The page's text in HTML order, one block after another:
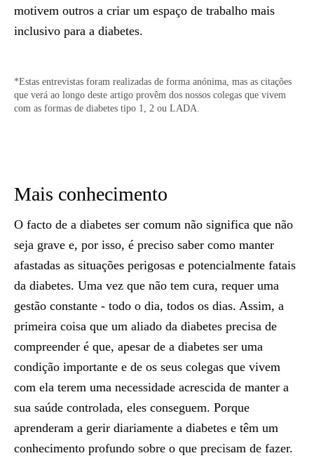
motivem outros a criar um espaço de trabalho mais
inclusivo para a diabetes.
*Estas entrevistas foram realizadas de forma anónima, mas as citações
que verá ao longo deste artigo provêm dos nossos colegas que vivem
com as formas de diabetes tipo 1, 2 ou LADA.
Mais conhecimento
O facto de a diabetes ser comum não significa que não
seja grave e, por isso, é preciso saber como manter
afastadas as situações perigosas e potencialmente fatais
da diabetes. Uma vez que não tem cura, requer uma
gestão constante - todo o dia, todos os dias. Assim, a
primeira coisa que um aliado da diabetes precisa de
compreender é que, apesar de a diabetes ser uma
condição importante e de os seus colegas que vivem
com ela terem uma necessidade acrescida de manter a
sua saúde controlada, eles conseguem. Porque
aprenderam a gerir diariamente a diabetes e têm um
conhecimento profundo sobre o que precisam de fazer.